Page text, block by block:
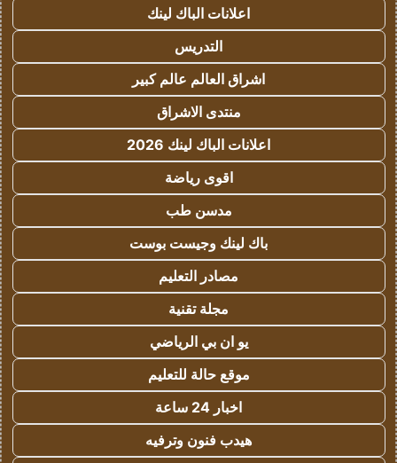
اعلانات الباك لينك
التدريس
اشراق العالم عالم كبير
منتدى الاشراق
اعلانات الباك لينك 2026
اقوى رياضة
مدسن طب
باك لينك وجيست بوست
مصادر التعليم
مجلة تقنية
يو ان بي الرياضي
موقع حالة للتعليم
اخبار 24 ساعة
هيدب فنون وترفيه